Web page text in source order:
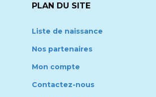
PLAN DU SITE
Liste de naissance
Nos partenaires
Mon compte
Contactez-nous